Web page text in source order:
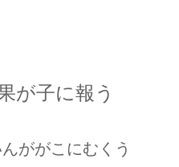
が子に報う
ががこにむくう